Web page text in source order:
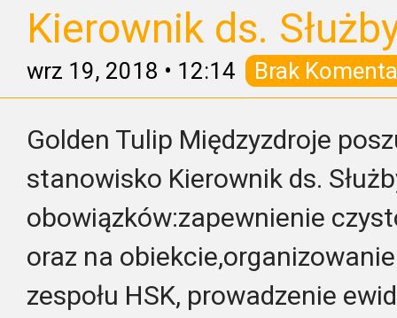
Kierownik ds.
wrz 19, 2018 • 12:14 Brak
Golden Tulip Międzyzdroje
stanowisko Kierownik ds.
obowiązków:zapewnienie
oraz na
zespołu HSK, prowadzenie